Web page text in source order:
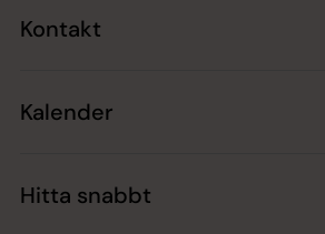
Kontakt
Kalender
Hitta snabbt